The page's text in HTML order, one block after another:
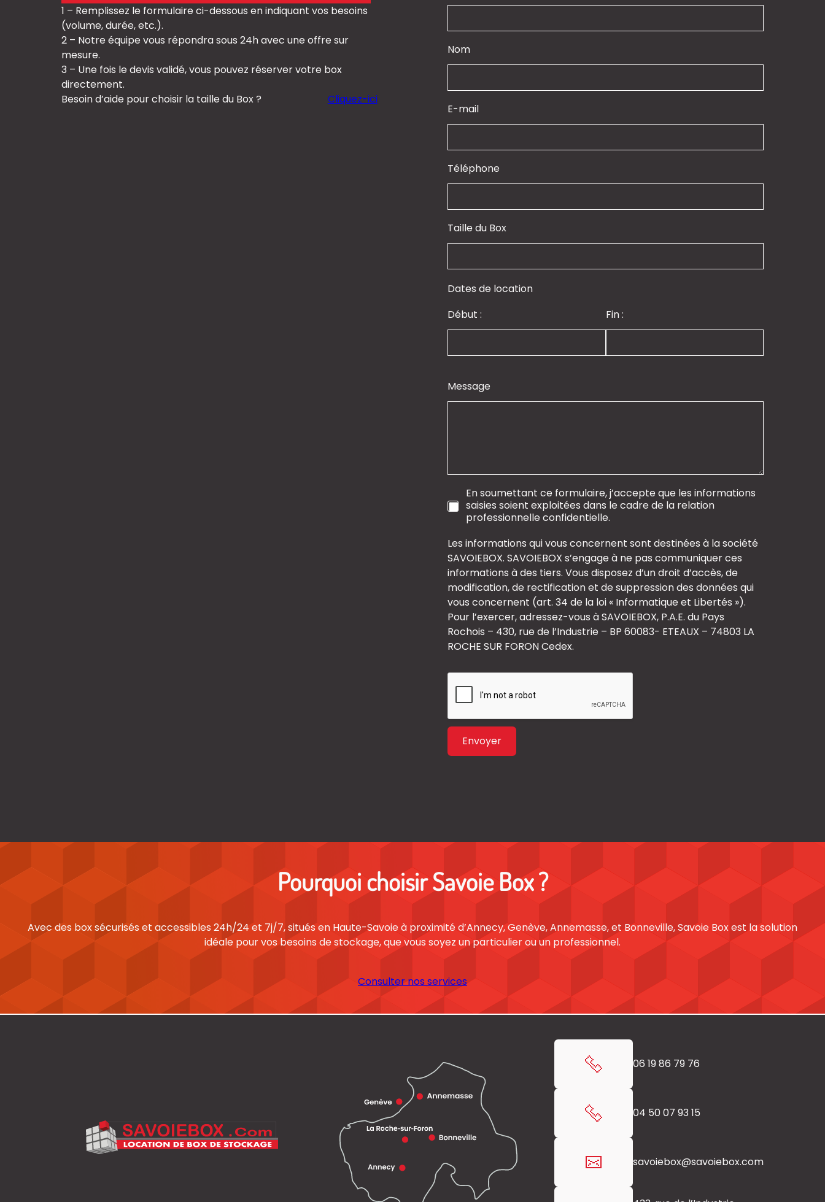
1 – Remplissez le formulaire ci-dessous en indiquant vos besoins
(volume, durée, etc.).
2 – Notre équipe vous répondra sous 24h avec une offre sur
mesure.
3 – Une fois le devis validé, vous pouvez réserver votre box
directement.
Besoin d’aide pour choisir la taille du Box ?
Cliquez-ici
Nom
E-mail
Téléphone
Taille du Box
Dates de location
Début :
Fin :
Message
c
o
h
é
En soumettant ce formulaire, j’accepte que les informations
saisies soient exploitées dans le cadre de la relation
professionnelle confidentielle.
Les informations qui vous concernent sont destinées à la société
SAVOIEBOX. SAVOIEBOX s’engage à ne pas communiquer ces
informations à des tiers. Vous disposez d’un droit d’accès, de
modification, de rectification et de suppression des données qui
vous concernent (art. 34 de la loi « Informatique et Libertés »).
Pour l’exercer, adressez-vous à SAVOIEBOX, P.A.E. du Pays
Rochois – 430, rue de l’Industrie – BP 60083- ETEAUX – 74803 LA
ROCHE SUR FORON Cedex.
Envoyer
Pourquoi choisir Savoie Box ?
Avec des box sécurisés et accessibles 24h/24 et 7j/7, situés en Haute-Savoie à proximité d’Annecy, Genève, Annemasse, et Bonneville, Savoie Box est la solution
idéale pour vos besoins de stockage, que vous soyez un particulier ou un professionnel.
Consulter nos services
06 19 86 79 76
04 50 07 93 15
savoiebox@savoiebox.com